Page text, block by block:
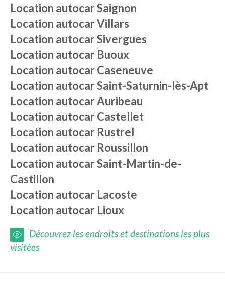
Location autocarSaignon
Location autocarVillars
Location autocarSivergues
Location autocar Buoux
Location autocarCaseneuve
Location autocarSaint-Saturnin-lès-Apt
Location autocarAuribeau
Location autocarCastellet
Location autocar Rustrel
Location autocar Roussillon
Location autocarSaint-Martin-de-
Castillon
Location autocar Lacoste
Location autocar Lioux
Découvrez les endroits et destinations les plus
visitées